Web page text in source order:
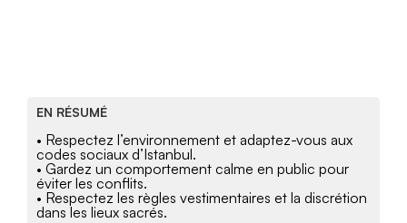
EN RÉSUMÉ
• Respectez l’environnement et adaptez-vous aux
codes sociaux d’Istanbul.
• Gardez un comportement calme en public pour
éviter les conflits.
• Respectez les règles vestimentaires et la discrétion
dans les lieux sacrés.